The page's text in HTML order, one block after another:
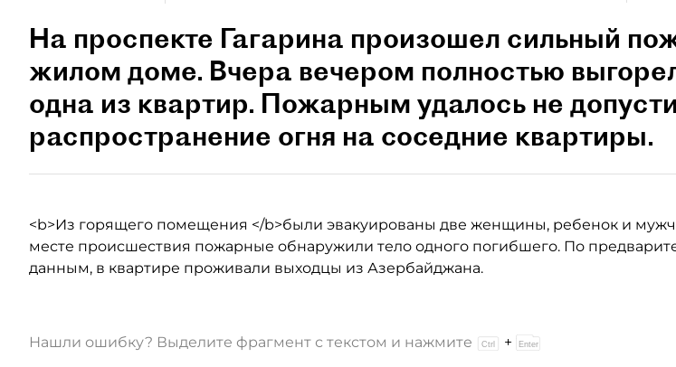
На проспекте Гагарина произошел сильный
жилом доме. Вчера вечером полностью
одна из квартир. Пожарным удалось не
распространение огня на соседние квартиры.
<b>Из горящего помещения </b>были эвакуированы две женщины, ребенок и
месте происшествия пожарные обнаружили тело одного погибшего. По
данным, в квартире проживали выходцы из Азербайджана.
Нашли ошибку? Выделите фрагмент с текстом и нажмите +